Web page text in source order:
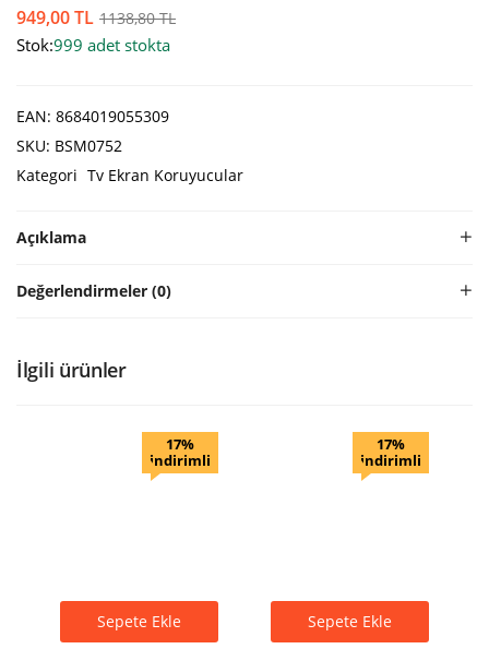
949,00TL 1138,80TL
Stok:999 adet stokta
EAN: 8684019055309
SKU: BSM0752
Kategori Tv Ekran Koruyucular
Açıklama
Değerlendirmeler (0)
İlgili ürünler
17%
indirimli
Sepete Ekle
17%
indirimli
Sepete Ekle